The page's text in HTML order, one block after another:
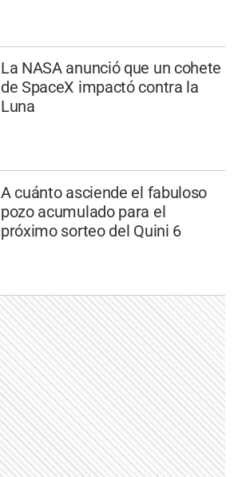
La NASA anunció que un cohete
de SpaceX impactó contra la
Luna
A cuánto asciende el fabuloso
pozo acumulado para el
próximo sorteo del Quini 6